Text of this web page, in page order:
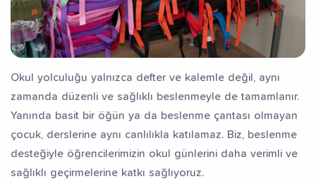
Okul yolculuğu yalnızca defter ve kalemle değil, aynı
zamanda düzenli ve sağlıklı beslenmeyle de tamamlanır.
Yanında basit bir öğün ya da beslenme çantası olmayan
çocuk, derslerine aynı canlılıkla katılamaz. Biz, beslenme
desteğiyle öğrencilerimizin okul günlerini daha verimli ve
sağlıklı geçirmelerine katkı sağlıyoruz.